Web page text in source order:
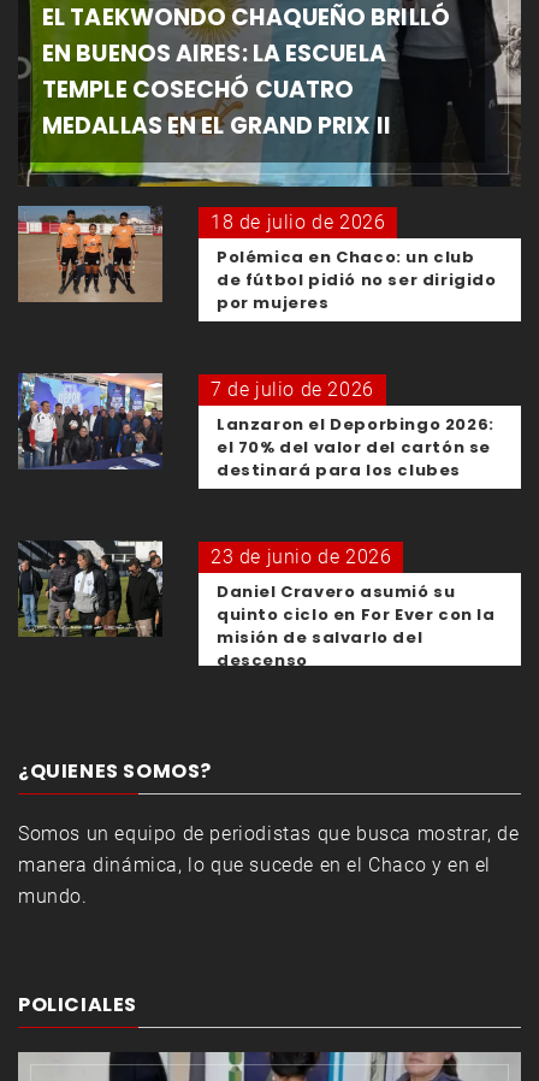
EL TAEKWONDO CHAQUEÑO BRILLÓ
EN BUENOS AIRES: LA ESCUELA
TEMPLE COSECHÓ CUATRO
MEDALLAS EN EL GRAND PRIX II
18 de julio de 2026
Polémica en Chaco: un club
de fútbol pidió no ser dirigido
por mujeres
7 de julio de 2026
Lanzaron el Deporbingo 2026:
el 70% del valor del cartón se
destinará para los clubes
23 de junio de 2026
Daniel Cravero asumió su
quinto ciclo en For Ever con la
misión de salvarlo del
descenso
¿QUIENES SOMOS?
Somos un equipo de periodistas que busca mostrar, de
manera dinámica, lo que sucede en el Chaco y en el
mundo.
POLICIALES